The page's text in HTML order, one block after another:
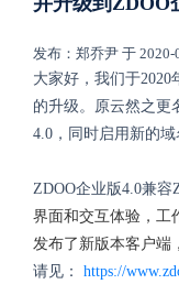
发布：郑乔尹 于 2020-
大家好，我们于
的升级。原云然之更
4.0，同时启用新的域
ZDOO企业版4.0兼容
界面和交互体验，工
发布了新版本客户端
请见： https://